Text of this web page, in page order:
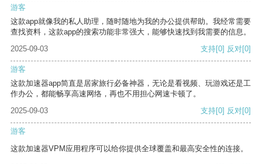
游客
这款app就像我的私人助理，随时随地为我的办公提供帮助。我经常需要
查找资料，这款app的搜索功能非常强大，能够快速找到我需要的信息。
2025-09-03
支持[0] 反对[0]
游客
这款加速器app简直是居家旅行必备神器，无论是看视频、玩游戏还是工
作办公，都能畅享高速网络，再也不用担心网速卡顿了。
2025-09-03
支持[0] 反对[0]
游客
这款加速器VPM应用程序可以给你提供全球覆盖和最高安全性的连接。